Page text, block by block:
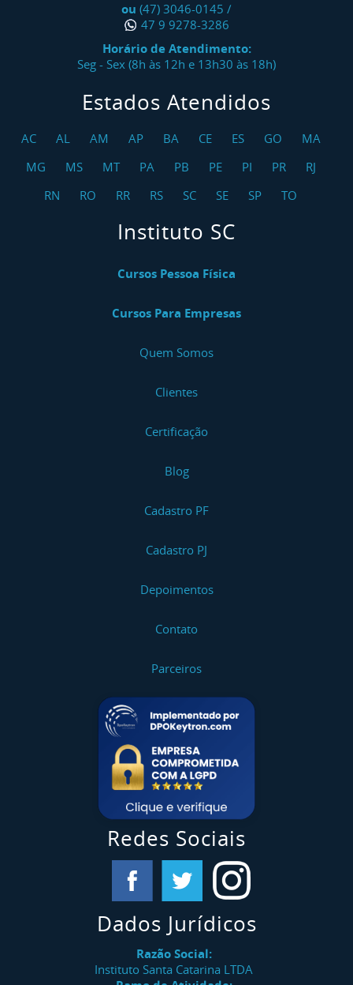
ou (47) 3046-0145 /
47 9 9278-3286
Horário de Atendimento:
Seg - Sex (8h às 12h e 13h30 às 18h)
Estados Atendidos
AC AL AM AP BA CE ES GO
MA
MG
MS MT PA PB PE PI PR
RJ
RN
RO RR RS SC SE SP TO
Instituto SC
Cursos Pessoa Física
Cursos Para Empresas
Quem Somos
Clientes
Certificação
Blog
Cadastro PF
Cadastro PJ
Depoimentos
Contato
Parceiros
Redes Sociais
Dados Jurídicos
Razão Social:
Instituto Santa Catarina LTDA